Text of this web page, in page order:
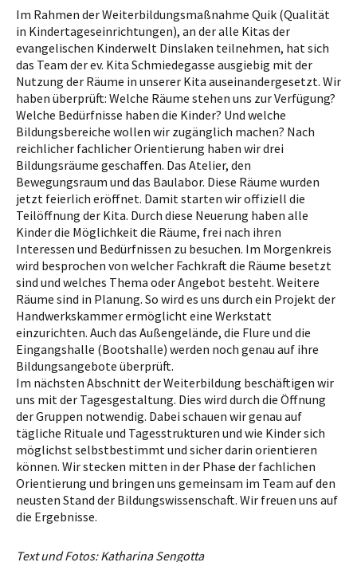
Im Rahmen der Weiterbildungsmaßnahme Quik (Qualität
in Kindertageseinrichtungen), an der alle Kitas der
evangelischen Kinderwelt Dinslaken teilnehmen, hat sich
das Team der ev. Kita Schmiedegasse ausgiebig mit der
Nutzung der Räume in unserer Kita auseinandergesetzt. Wir
haben überprüft: Welche Räume stehen uns zur Verfügung?
Welche Bedürfnisse haben die Kinder? Und welche
Bildungsbereiche wollen wir zugänglich machen? Nach
reichlicher fachlicher Orientierung haben wir drei
Bildungsräume geschaffen. Das Atelier, den
Bewegungsraum und das Baulabor. Diese Räume wurden
jetzt feierlich eröffnet. Damit starten wir offiziell die
Teilöffnung der Kita. Durch diese Neuerung haben alle
Kinder die Möglichkeit die Räume, frei nach ihren
Interessen und Bedürfnissen zu besuchen. Im Morgenkreis
wird besprochen von welcher Fachkraft die Räume besetzt
sind und welches Thema oder Angebot besteht. Weitere
Räume sind in Planung. So wird es uns durch ein Projekt der
Handwerkskammer ermöglicht eine Werkstatt
einzurichten. Auch das Außengelände, die Flure und die
Eingangshalle (Bootshalle) werden noch genau auf ihre
Bildungsangebote überprüft.
Im nächsten Abschnitt der Weiterbildung beschäftigen wir
uns mit der Tagesgestaltung. Dies wird durch die Öffnung
der Gruppen notwendig. Dabei schauen wir genau auf
tägliche Rituale und Tagesstrukturen und wie Kinder sich
möglichst selbstbestimmt und sicher darin orientieren
können. Wir stecken mitten in der Phase der fachlichen
Orientierung und bringen uns gemeinsam im Team auf den
neusten Stand der Bildungswissenschaft. Wir freuen uns auf
die Ergebnisse.
Text und Fotos: Katharina Sengotta